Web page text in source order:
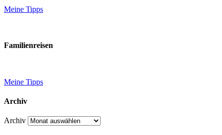
Meine Tipps
Familienreisen
Meine Tipps
Archiv
Archiv